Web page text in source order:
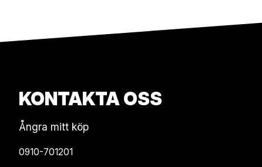
KONTAKTA OSS
Ångra mitt köp
0910-701201